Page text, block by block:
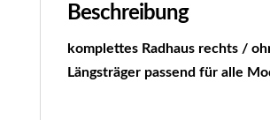
Beschreibung
komplettes Radhaus rechts /
Längsträger passend für alle